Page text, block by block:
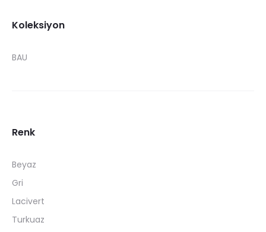
Koleksiyon
BAU
Renk
Beyaz
Gri
Lacivert
Turkuaz